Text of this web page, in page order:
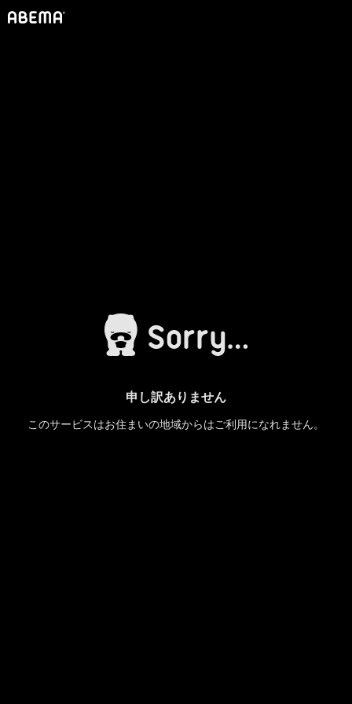
申し訳ありません
このサービスはお住まいの地域からはご利用になれません。